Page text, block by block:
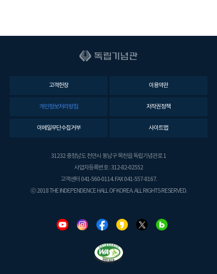
고객헌장 이용약관
개인정보처리방침 저작권정책
이메일무단수집거부 사이트맵
31232 충청남도 천안시 동남구 목천읍 독립기념관로 1
사업자등록번호 : 312-82-02552
고객센터 041-560-0114. FAX 041-557-8167.
ⓒ 2018 THE INDEPENDENCE HALL OF KOREA. ALL RIGHTS RESERVED.